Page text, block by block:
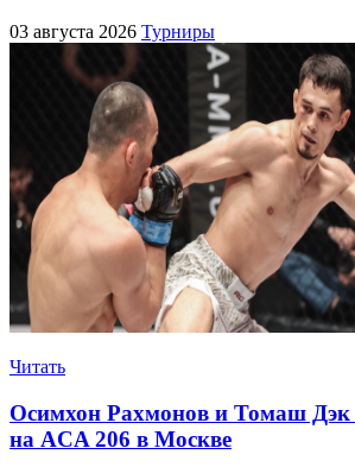
03 августа 2026 Турниры
Читать
Осимхон Рахмонов и Томаш Дэк
на ACA 206 в Москве